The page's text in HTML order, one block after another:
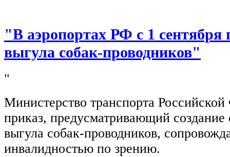
"В аэропортах РФ с 1 сентября
выгула собак-проводников"
"
Министерство транспорта
приказ, предусматривающий создание
выгула собак-проводников,
инвалидностью по зрению.